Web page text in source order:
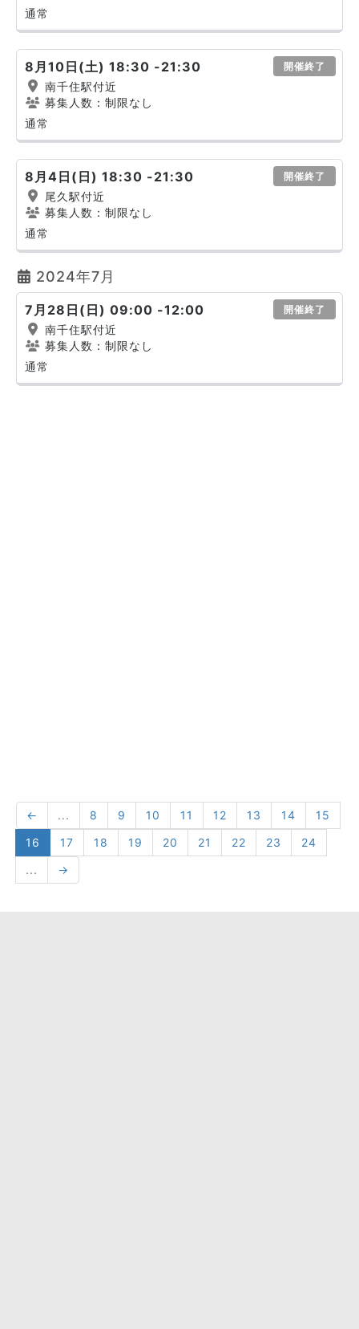
通常
8月10日(土) 18:30 -21:30 開催終了
南千住駅付近
募集人数：制限なし
通常
8月4日(日) 18:30 -21:30 開催終了
尾久駅付近
募集人数：制限なし
通常
2024年7月
7月28日(日) 09:00 -12:00 開催終了
南千住駅付近
募集人数：制限なし
通常
← ... 8 9 10 11 12 13 14
15
16
17 18 19 20 21 22 23
24
...
→